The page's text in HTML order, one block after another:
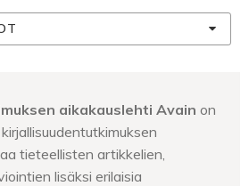
aikakauslehti Avain on
tieteellisten artikkelien,
lisäksi erilaisia